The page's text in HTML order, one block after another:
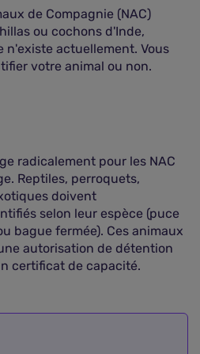
de Compagnie (NAC)
ou cochons d'Inde,
n'existe actuellement. Vous
votre animal ou non.
radicalement pour les NAC
Reptiles, perroquets,
doivent
selon leur espèce (puce
bague fermée). Ces animaux
autorisation de détention
certificat de capacité.